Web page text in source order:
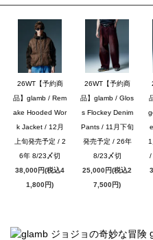
26WT【予約商
品】glamb / Rem
ake Hooded Wor
k Jacket / 12月
上旬発売予定 / 2
6年 8/23〆切
38,000円(税込4
1,800円)
26WT【予約商
品】glamb / Glos
s Flockey Denim
Pants / 11月下旬
発売予定 / 26年
8/23〆切
25,000円(税込2
7,500円)
/